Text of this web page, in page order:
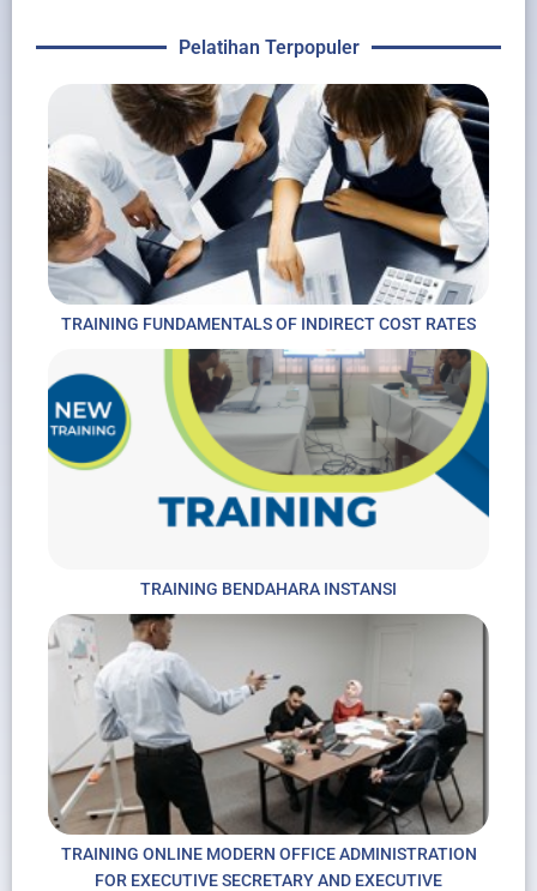
Pelatihan Terpopuler
TRAINING FUNDAMENTALS OF INDIRECT COST RATES
TRAINING BENDAHARA INSTANSI
TRAINING ONLINE MODERN OFFICE ADMINISTRATION
FOR EXECUTIVE SECRETARY AND EXECUTIVE